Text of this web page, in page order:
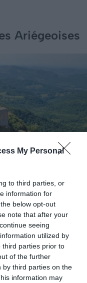
My Personal
to third parties, or
information for
below opt-out
note that after your
seeing
utilized by
third parties prior to
of the further
by third parties on the
information may
Ariégeoises
– Colibri Vision
Parc naturel des
unique pour
sauvage cache des
naturels
saut en parachute :
et la majesté